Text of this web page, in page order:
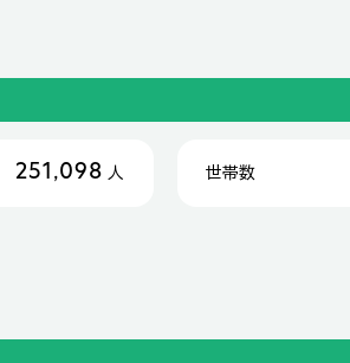
251,098 人 世帯数